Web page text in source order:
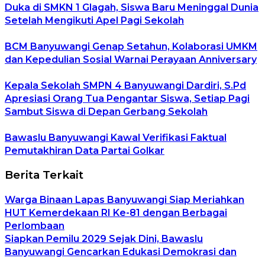
Duka di SMKN 1 Glagah, Siswa Baru Meninggal Dunia
Setelah Mengikuti Apel Pagi Sekolah
BCM Banyuwangi Genap Setahun, Kolaborasi UMKM
dan Kepedulian Sosial Warnai Perayaan Anniversary
Kepala Sekolah SMPN 4 Banyuwangi Dardiri, S.Pd
Apresiasi Orang Tua Pengantar Siswa, Setiap Pagi
Sambut Siswa di Depan Gerbang Sekolah
Bawaslu Banyuwangi Kawal Verifikasi Faktual
Pemutakhiran Data Partai Golkar
Berita Terkait
Warga Binaan Lapas Banyuwangi Siap Meriahkan
HUT Kemerdekaan RI Ke-81 dengan Berbagai
Perlombaan
Siapkan Pemilu 2029 Sejak Dini, Bawaslu
Banyuwangi Gencarkan Edukasi Demokrasi dan